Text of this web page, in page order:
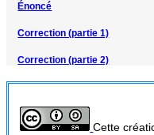
Énoncé
Correction (partie 1)
Correction (partie 2)
Cette